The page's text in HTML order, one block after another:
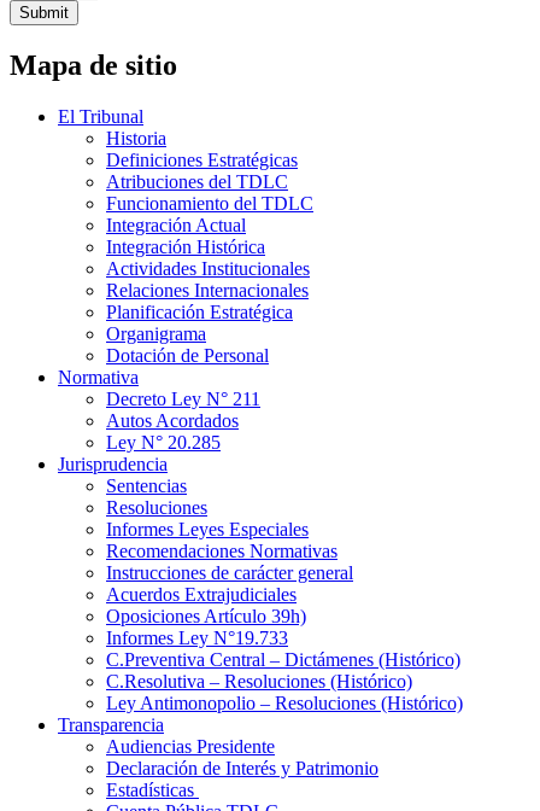
Submit
Mapa de sitio
El Tribunal
Historia
Definiciones Estratégicas
Atribuciones del TDLC
Funcionamiento del TDLC
Integración Actual
Integración Histórica
Actividades Institucionales
Relaciones Internacionales
Planificación Estratégica
Organigrama
Dotación de Personal
Normativa
Decreto Ley N° 211
Autos Acordados
Ley N° 20.285
Jurisprudencia
Sentencias
Resoluciones
Informes Leyes Especiales
Recomendaciones Normativas
Instrucciones de carácter general
Acuerdos Extrajudiciales
Oposiciones Artículo 39h)
Informes Ley N°19.733
C.Preventiva Central – Dictámenes (Histórico)
C.Resolutiva – Resoluciones (Histórico)
Ley Antimonopolio – Resoluciones (Histórico)
Transparencia
Audiencias Presidente
Declaración de Interés y Patrimonio
Estadísticas